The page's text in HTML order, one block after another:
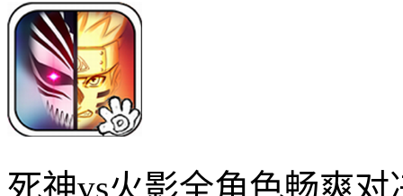
死神vs火影全角色畅爽对